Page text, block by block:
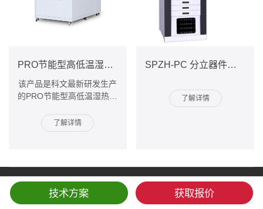
PRO节能型高低温湿热试验箱
该产品是科文最新研发生产
的PRO节能型高低温湿热试
温、高低温循环、及恒温恒
湿试验。采用脉冲膨胀阀
了解详情
SPZH-PC 分立器件间歇老炼检测系统
了解详情
Copyright © 2023 广东科文试验设备有限公司 版权所有粤ICP备
12066079号
技术方案 获取报价